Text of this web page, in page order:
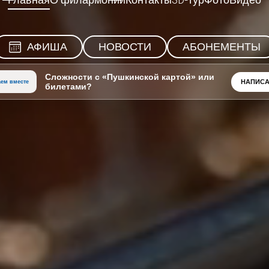
АФИША НОВОСТИ АБОНЕМЕНТЫ
вместе
Сложности с «Пушкинской картой» или
билетами?